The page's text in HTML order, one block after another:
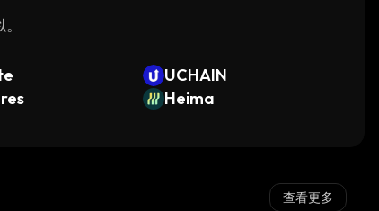
UCHAIN
Heima
查看更多